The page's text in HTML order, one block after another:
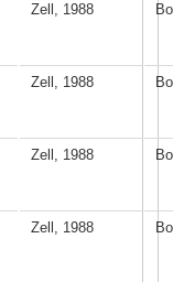
Zell, 1988
Zell, 1988
Zell, 1988
Zell, 1988